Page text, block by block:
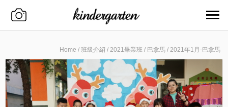
Home / 班級介紹 / 2021畢業班 / 巴拿馬 / 2021年1月-巴拿馬